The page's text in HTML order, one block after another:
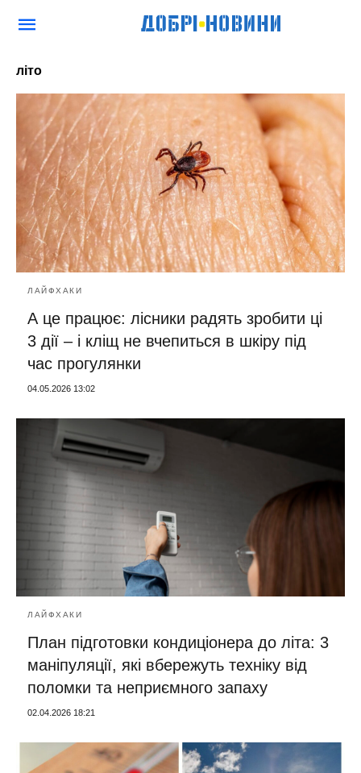
літо
ЛАЙФХАКИ
А це працює: лісники радять зробити ці
3 дії – і кліщ не вчепиться в шкіру під
час прогулянки
04.05.2026 13:02
ЛАЙФХАКИ
План підготовки кондиціонера до літа: 3
маніпуляції, які вбережуть техніку від
поломки та неприємного запаху
02.04.2026 18:21